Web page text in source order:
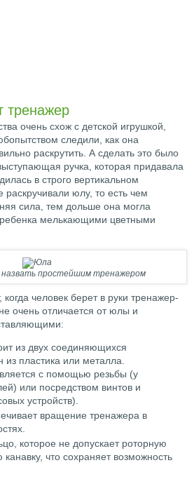
тренажер
очень схож с детской игрушкой,
следили, как она
раскрутить. А сделать это было
ручка, которая придавала
в строго вертикальном
юлу, то есть чем
сила, тем дольше она могла
ребенка мелькающими цветными
простейшим тренажером
человек берет в руки тренажер-
очень отличается от юлы и
из двух соединяющихся
пластика или металла.
с помощью резьбы (у
или посредством винтов и
устройств).
вращение тренажера в
которое не допускает роторную
канавку, что сохраняет возможность